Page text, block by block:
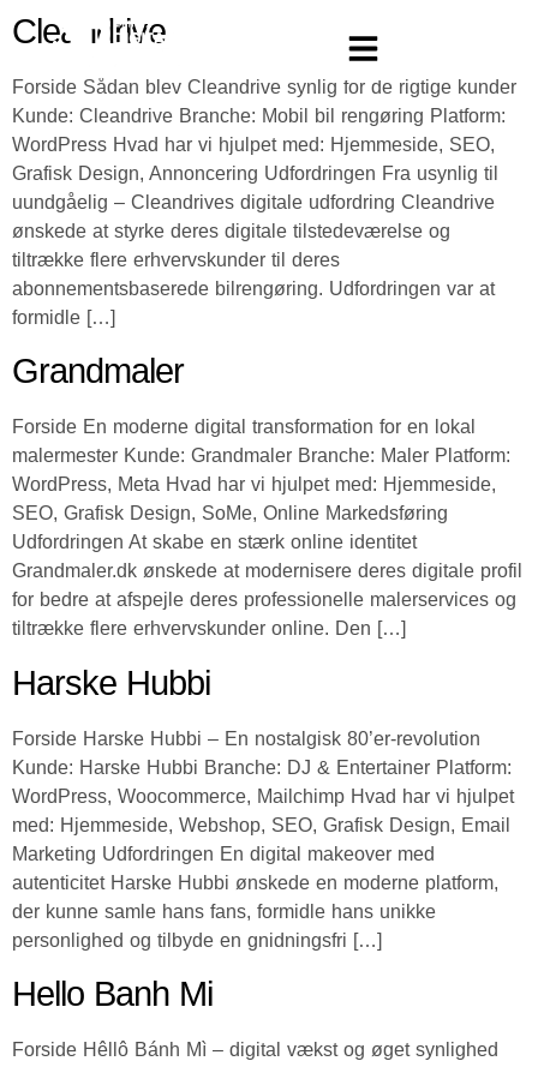
Cleandrive
Forside Sådan blev Cleandrive synlig for de rigtige kunder
Kunde: Cleandrive Branche: Mobil bil rengøring Platform:
WordPress Hvad har vi hjulpet med: Hjemmeside, SEO,
Grafisk Design, Annoncering Udfordringen Fra usynlig til
uundgåelig – Cleandrives digitale udfordring Cleandrive
ønskede at styrke deres digitale tilstedeværelse og
tiltrække flere erhvervskunder til deres
abonnementsbaserede bilrengøring. Udfordringen var at
formidle […]
Grandmaler
Forside En moderne digital transformation for en lokal
malermester Kunde: Grandmaler Branche: Maler Platform:
WordPress, Meta Hvad har vi hjulpet med: Hjemmeside,
SEO, Grafisk Design, SoMe, Online Markedsføring
Udfordringen At skabe en stærk online identitet
Grandmaler.dk ønskede at modernisere deres digitale profil
for bedre at afspejle deres professionelle malerservices og
tiltrække flere erhvervskunder online. Den […]
Harske Hubbi
Forside Harske Hubbi – En nostalgisk 80’er-revolution
Kunde: Harske Hubbi Branche: DJ & Entertainer Platform:
WordPress, Woocommerce, Mailchimp Hvad har vi hjulpet
med: Hjemmeside, Webshop, SEO, Grafisk Design, Email
Marketing Udfordringen En digital makeover med
autenticitet Harske Hubbi ønskede en moderne platform,
der kunne samle hans fans, formidle hans unikke
personlighed og tilbyde en gnidningsfri […]
Hello Banh Mi
Forside Hêllô Bánh Mì – digital vækst og øget synlighed